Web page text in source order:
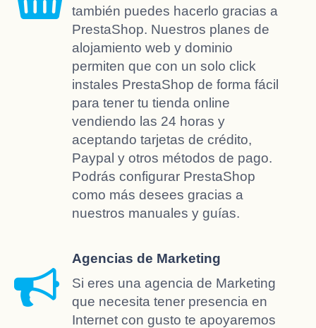
también puedes hacerlo gracias a
PrestaShop. Nuestros planes de
alojamiento web y dominio
permiten que con un solo click
instales PrestaShop de forma fácil
para tener tu tienda online
vendiendo las 24 horas y
aceptando tarjetas de crédito,
Paypal y otros métodos de pago.
Podrás configurar PrestaShop
como más desees gracias a
nuestros manuales y guías.
Agencias de Marketing
Si eres una agencia de Marketing
que necesita tener presencia en
Internet con gusto te apoyaremos